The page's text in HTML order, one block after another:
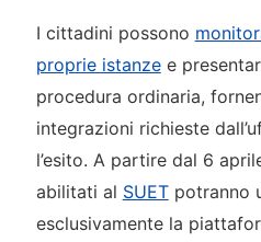
I cittadini possono
proprie istanzee
procedura ordinaria,
integrazioni richieste
l’esito. A partire dal 6
abilitati al SUETpotranno
esclusivamente la